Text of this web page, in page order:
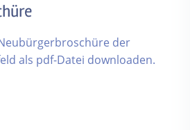
der
als pdf-Datei downloaden.